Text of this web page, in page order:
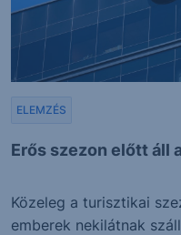
Erős szezon előtt áll
ELEMZÉS
Közeleg a turisztikai
emberek nekilátnak